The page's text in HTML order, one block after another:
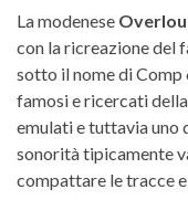
La modenese
con la ricreazione del
sotto il nome di
famosi e ricercati
emulati e tuttavia uno
sonorità tipicamente
compattare le tracce